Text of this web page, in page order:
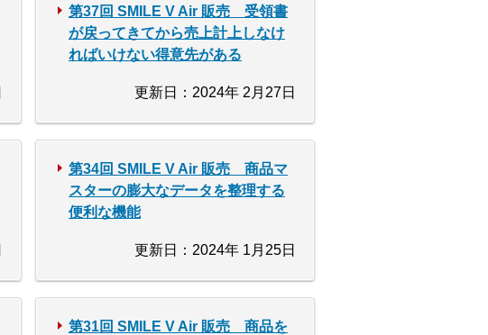
第37回 SMILE V Air 販売 受領書
が戻ってきてから売上計上しなけ
ればいけない得意先がある
更新日：2024年 2月27日
第34回 SMILE V Air 販売 商品マ
スターの膨大なデータを整理する
便利な機能
更新日：2024年 1月25日
第31回 SMILE V Air 販売 商品を